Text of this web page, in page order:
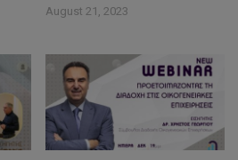
August 21, 2023